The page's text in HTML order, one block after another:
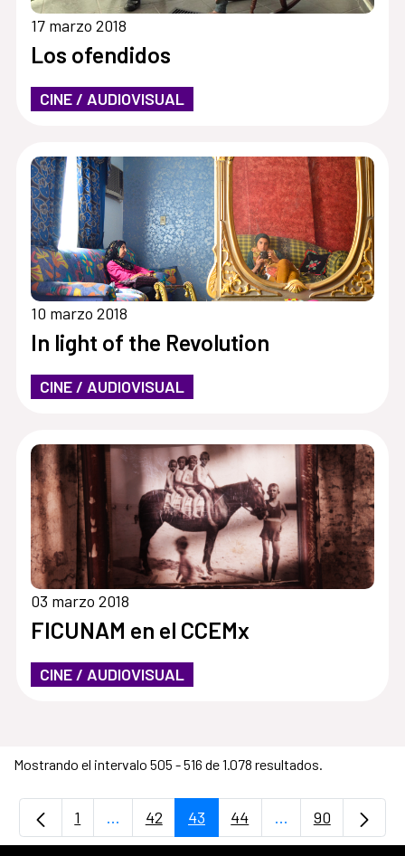
17 marzo 2018
Los ofendidos
CINE / AUDIOVISUAL
10 marzo 2018
In light of the Revolution
CINE / AUDIOVISUAL
03 marzo 2018
FICUNAM en el CCEMx
CINE / AUDIOVISUAL
Mostrando el intervalo 505 - 516 de 1.078 resultados.
Página
1 ...Páginas intermedias Use TAB para
Página
42 Página
43 Página
44 ...PáginasPágina
90